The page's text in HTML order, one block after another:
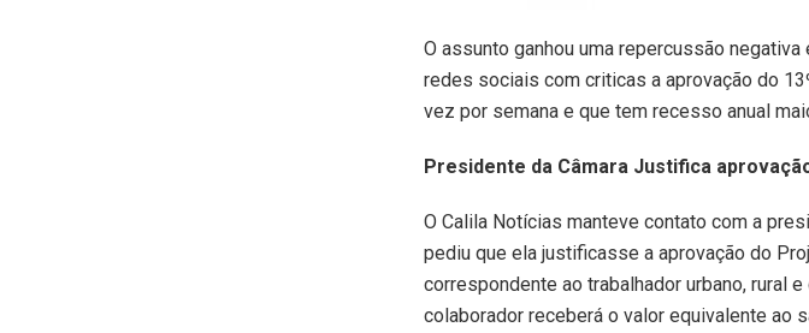
O assunto ganhou uma repercussão
redes sociais com criticas a aprovação do
vez por semana e que tem recesso anual
Presidente da Câmara Justifica
O Calila Notícias manteve contato com a
pediu que ela justificasse a aprovação do
correspondente ao trabalhador urbano, rural
colaborador receberá o valor equivalente ao